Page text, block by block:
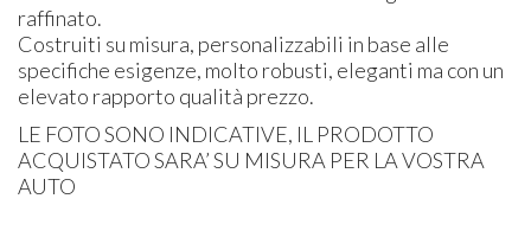
raffinato.
Costruiti su misura, personalizzabili in base alle
specifiche esigenze, molto robusti, eleganti ma con un
elevato rapporto qualità prezzo.
LE FOTOSONO INDICATIVE, IL PRODOTTO
ACQUISTATOSARA’ SU MISURA PER LAVOSTRA
AUTO